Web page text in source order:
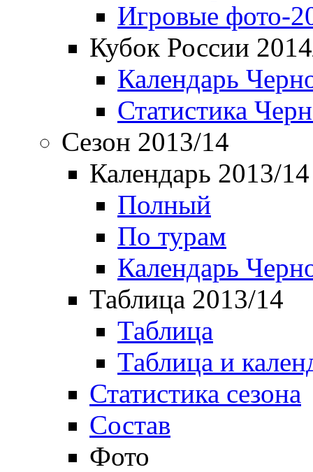
Игровые фото-
Кубок России
Календарь
Статистика
Сезон 2013/14
Календарь 2013/14
Полный
По турам
Календарь
Таблица 2013/14
Таблица
Таблица и
Статистика сезона
Состав
Фото